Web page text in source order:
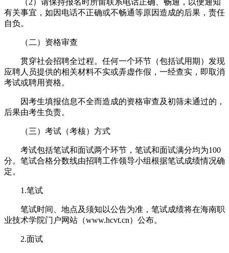
（2）请保持报名时所留联系电话正确、畅通，以便通知
有关事宜，如因电话不正确或不畅通等原因造成的后果，责任
自负。
（二）资格审查
贯穿社会招聘全过程。任何一个环节（包括试用期）发现
应聘人员提供的相关材料不实或弄虚作假，一经查实，即取消
考试或聘用资格。
因考生填报信息不全而造成的资格审查及初筛未通过的，
后果由考生负责。
（三）考试（考核）方式
考试包括笔试和面试两个环节，笔试和面试满分均为100
分。笔试合格分数线由招聘工作领导小组根据笔试成绩情况确
定。
1.笔试
笔试时间、地点及须知以公告为准，笔试成绩将在海南职
业技术学院门户网站（www.hcvt.cn）公布。
2.面试